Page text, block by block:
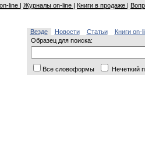
line | Журналы on-line | Книги в продаже |
Везде Новости Статьи
Книги on-
Образец для поиска:
Все словоформы Нечеткий